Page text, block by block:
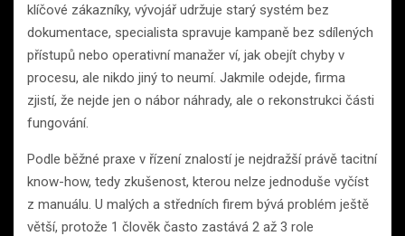
klíčové zákazníky, vývojář udržuje starý systém bez
dokumentace, specialista spravuje kampaně bez sdílených
přístupů nebo operativní manažer ví, jak obejít chyby v
procesu, ale nikdo jiný to neumí. Jakmile odejde, firma
zjistí, že nejde jen o nábor náhrady, ale o rekonstrukci části
fungování.
Podle běžné praxe v řízení znalostí je nejdražší právě tacitní
know-how, tedy zkušenost, kterou nelze jednoduše vyčíst
z manuálu. U malých a středních firem bývá problém ještě
větší, protože 1 člověk často zastává 2 až 3 role